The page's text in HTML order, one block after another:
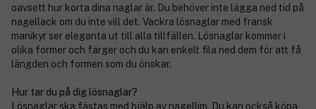
oavsett hur korta dina naglar är. Du behöver inte lägga ned tid på
nagellack om du inte vill det. Vackra lösnaglar med fransk
manikyr ser eleganta ut till alla tillfällen. Lösnaglar kommer i
olika former och färger och du kan enkelt fila ned dem för att få
längden och formen som du önskar.
Hur tar du på dig lösnaglar?
Lösnaglar ska fästas med hjälp av nagellim. Du kan också köpa